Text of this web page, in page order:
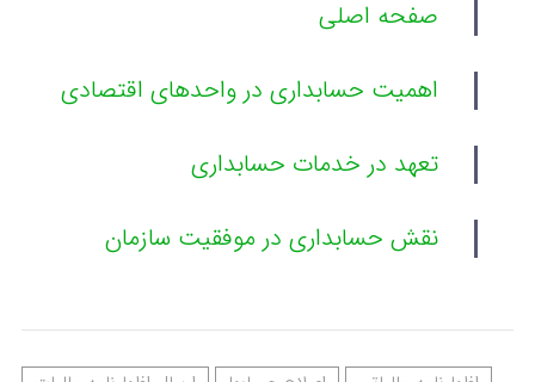
صفحه اصلی
اهمیت حسابداری در واحدهای اقتصادی
تعهد در خدمات حسابداری
نقش حسابداری در موفقیت سازمان